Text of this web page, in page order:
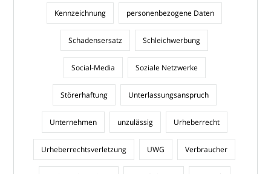
Kennzeichnung personenbezogene Daten
Schadensersatz Schleichwerbung
Social-Media Soziale Netzwerke
Störerhaftung Unterlassungsanspruch
Unternehmen unzulässig Urheberrecht
Urheberrechtsverletzung UWG Verbraucher